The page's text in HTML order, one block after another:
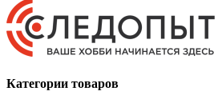
Категории товаров